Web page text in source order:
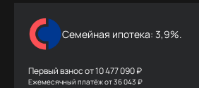
Семейная ипотека: 3,9%.
Первый взнос от10 477 090 ₽
Ежемесячный платёжот36 043 ₽